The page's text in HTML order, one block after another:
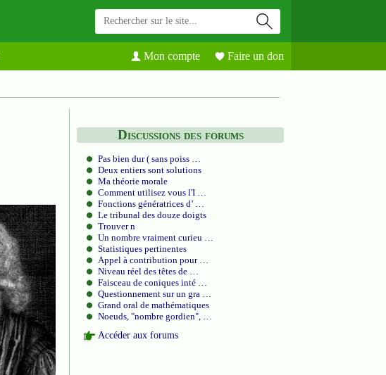
Mon compte Faire un don
Discussions des forums
Pas bien dur ( sans poiss …
Deux entiers sont solutions
Ma théorie morale
Comment utilisez vous l'I …
Fonctions génératrices d’ …
Le tribunal des douze doigts
Trouver n
Un nombre vraiment curieu …
Statistiques pertinentes
Appel à contribution pour …
Niveau réel des têtes de …
Faisceau de coniques inté …
Questionnement sur un gra …
Grand oral de mathématiques
Noeuds, "nombre gordien", …
Accéder aux forums